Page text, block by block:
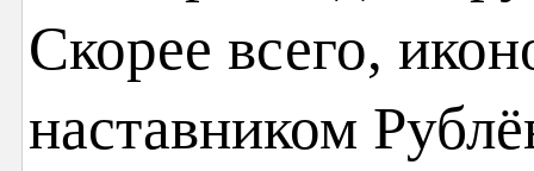
Скорее всего,
наставником